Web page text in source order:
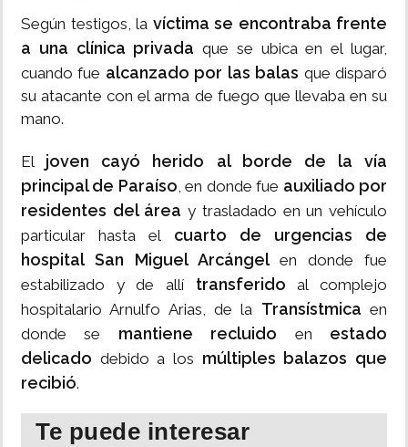
Según testigos, la víctima se encontraba frente
a una clínica privada que se ubica en el lugar,
cuando fue alcanzado por las balas que disparó
su atacante con el arma de fuego que llevaba en su
mano.
El joven cayó herido al borde de la vía
principal de Paraíso, en donde fue auxiliado por
residentes del áreay trasladado en un vehículo
particular hasta el cuarto de urgencias de
hospital San Miguel Arcángel en donde fue
estabilizado y de allí transferido al complejo
hospitalario Arnulfo Arias, de la Transístmica en
donde se mantiene recluido en estado
delicado debido a los múltiples balazos que
recibió.
Te puede interesar